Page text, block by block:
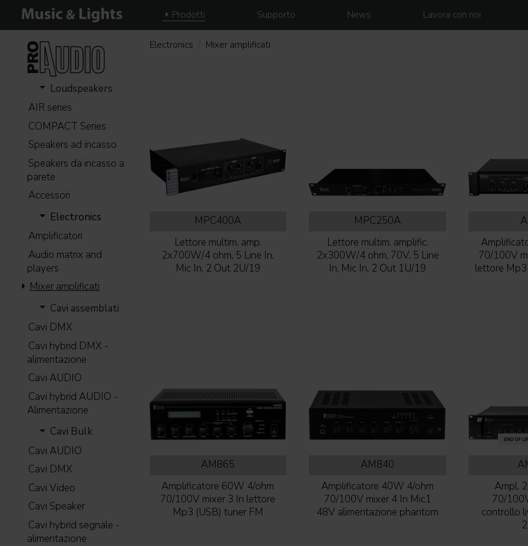
Prodotti Supporto News Lavora con noi
Loudspeakers
AIR series
COMPACT Series
Speakers ad incasso
Speakers da incasso a
parete
Accessori
Electronics
Amplificatori
Audio matrix and
players
Mixer amplificati
Cavi assemblati
Cavi DMX
Cavi hybrid DMX -
alimentazione
Cavi AUDIO
Cavi hybrid AUDIO -
Alimentazione
Cavi Bulk
Cavi AUDIO
Cavi DMX
Cavi Video
Cavi Speaker
Cavi hybrid segnale -
alimentazione
Electronics Mixer amplificati
MPC400A
Lettore multim. amp.
2x700W/4 ohm, 5 Line In,
Mic In, 2 Out 2U/19
MPC250A
Lettore multim. amplific.
2x300W/4 ohm, 70V, 5 Line
In, Mic In, 2 Out 1U/19
70/100V
lettore Mp3
AM865
Amplificatore 60W 4/ohm
70/100V mixer 3 In lettore
Mp3 (USB) tuner FM
AM840
Amplificatore 40W 4/ohm
70/100V mixer 4 In Mic1
48V alimentazione phantom
Ampl.
70/
controllo